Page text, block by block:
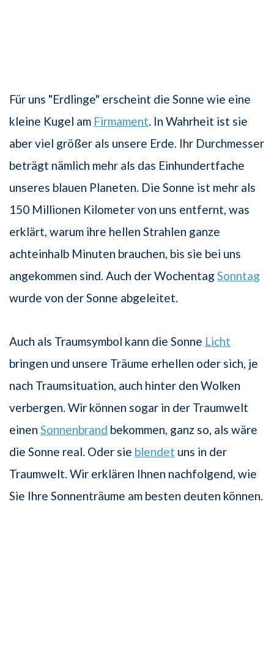
Für uns "Erdlinge" erscheint die Sonne wie eine
kleine Kugel am Firmament. In Wahrheit ist sie
aber viel größer als unsere Erde. Ihr Durchmesser
beträgt nämlich mehr als das Einhundertfache
unseres blauen Planeten. Die Sonne ist mehr als
150 Millionen Kilometer von uns entfernt, was
erklärt, warum ihre hellen Strahlen ganze
achteinhalb Minuten brauchen, bis sie bei uns
angekommen sind. Auch der Wochentag Sonntag
wurde von der Sonne abgeleitet.
Auch als Traumsymbol kann die Sonne Licht
bringen und unsere Träume erhellen oder sich, je
nach Traumsituation, auch hinter den Wolken
verbergen. Wir können sogar in der Traumwelt
einen Sonnenbrand bekommen, ganz so, als wäre
die Sonne real. Oder sie blendet uns in der
Traumwelt. Wir erklären Ihnen nachfolgend, wie
Sie Ihre Sonnenträume am besten deuten können.